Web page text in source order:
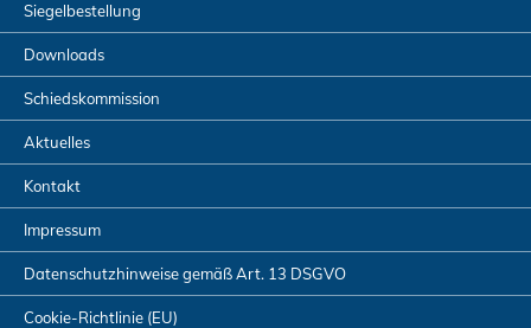
Siegelbestellung
Downloads
Schiedskommission
Aktuelles
Kontakt
Impressum
Datenschutzhinweise gemäß Art. 13 DSGVO
Cookie-Richtlinie (EU)